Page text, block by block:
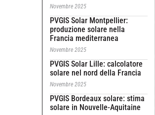
Novembre 2025
PVGIS Solar Montpellier:
produzione solare nella
Francia mediterranea
Novembre 2025
PVGIS Solar Lille: calcolatore
solare nel nord della Francia
Novembre 2025
PVGIS Bordeaux solare: stima
solare in Nouvelle-Aquitaine